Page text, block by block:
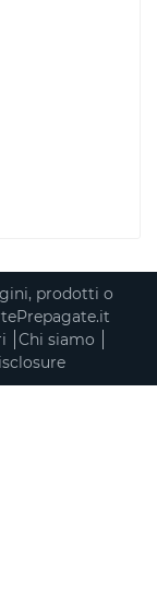
prodotti o
Chi siamo